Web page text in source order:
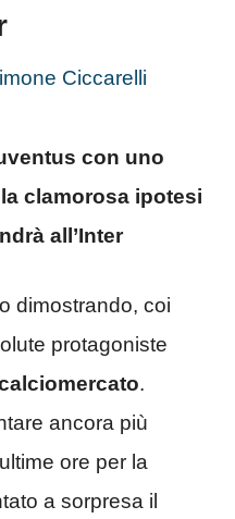
Ciccarelli
con uno
clamorosa ipotesi
all’Inter
dimostrando, coi
protagoniste
.
ancora più
ore per la
a sorpresa il